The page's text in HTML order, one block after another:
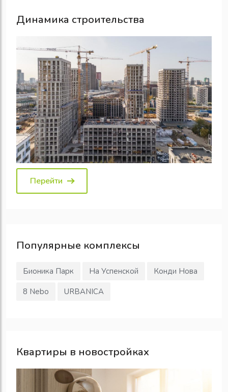
Динамика строительства
Перейти
Популярные комплексы
Бионика Парк На Успенской
Конди Нова
8 Nebo
URBANICA
Квартиры в новостройках